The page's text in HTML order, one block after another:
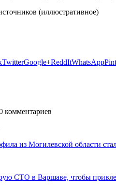
(иллюстративное)
TwitterGoogle+ReddItWhatsApp
комментариев
из Могилевской области
СТО в Варшаве, чтобы